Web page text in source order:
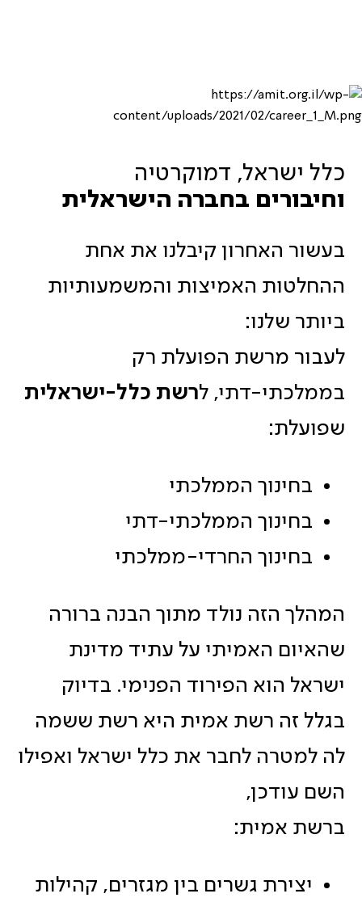
כלל ישראל, דמוקרטיה
וחיבורים בחברה הישראלית
בעשור האחרון קיבלנו את אחת
ההחלטות האמיצות והמשמעותיות
ביותר שלנו:
לעבור מרשת הפועלת רק
בממלכתי-דתי, לרשת כלל-ישראלית
שפועלת:
בחינוך הממלכתי
בחינוך הממלכתי-דתי
בחינוך החרדי-ממלכתי
המהלך הזה נולד מתוך הבנה ברורה
שהאיום האמיתי על עתיד מדינת
ישראל הוא הפירוד הפנימי. בדיוק
בגלל זה רשת אמית היא רשת ששמה
לה למטרה לחבר את כלל ישראל ואפילו
השם עודכן,
ברשת אמית:
יצירת גשרים בין מגזרים, קהילות